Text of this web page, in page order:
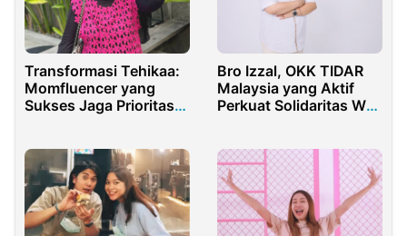
Transformasi Tehikaa:
Momfluencer yang
Sukses Jaga Prioritas
Media
Bro Izzal, OKK TIDAR
Malaysia yang Aktif
Perkuat Solidaritas WNI